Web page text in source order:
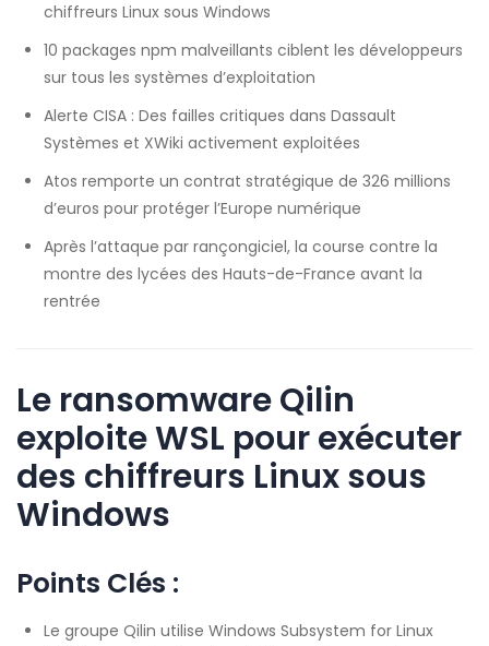
chiffreurs Linux sous Windows
10 packages npm malveillants ciblent les développeurs
sur tous les systèmes d’exploitation
Alerte CISA : Des failles critiques dans Dassault
Systèmes et XWiki activement exploitées
Atos remporte un contrat stratégique de 326 millions
d’euros pour protéger l’Europe numérique
Après l’attaque par rançongiciel, la course contre la
montre des lycées des Hauts-de-France avant la
rentrée
Le ransomware Qilin
exploite WSL pour exécuter
des chiffreurs Linux sous
Windows
Points Clés :
Le groupe Qilin utilise Windows Subsystem for Linux